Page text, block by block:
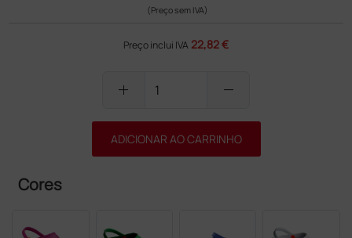
(Preço sem IVA)
Preço inclui IVA 22,82 €
add remove
ADICIONAR AO CARRINHO
Cores